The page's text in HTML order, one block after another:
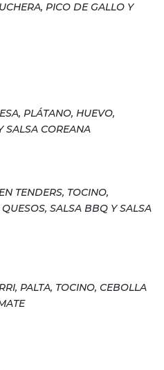
PICO DE GALLO Y
PLÁTANO, HUEVO,
SALSA COREANA
TENDERS, TOCINO,
SALSA BBQ Y SALSA
PALTA, TOCINO, CEBOLLA